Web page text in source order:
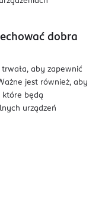
dobra
aby zapewnić
jest również, aby
które będą
urządzeń